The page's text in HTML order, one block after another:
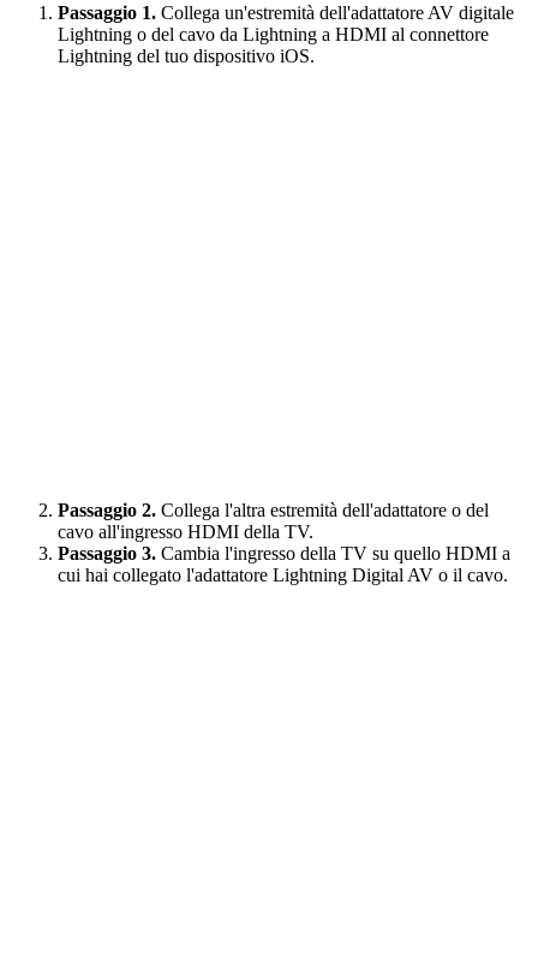
Passaggio 1. Collega un'estremità dell'adattatore AV digitale
Lightning o del cavo da Lightning a HDMI al connettore
Lightning del tuo dispositivo iOS.
Passaggio 2. Collega l'altra estremità dell'adattatore o del
cavo all'ingresso HDMI della TV.
Passaggio 3. Cambia l'ingresso della TV su quello HDMI a
cui hai collegato l'adattatore Lightning Digital AV o il cavo.